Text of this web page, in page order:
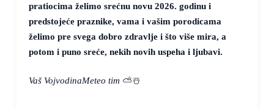
pratiocima želimo srećnu novu 2026. godinu i
predstojeće praznike, vama i vašim porodicama
želimo pre svega dobro zdravlje i što više mira, a
potom i puno sreće, nekih novih uspeha i ljubavi.
Vaš VojvodinaMeteo tim ⛅☃️